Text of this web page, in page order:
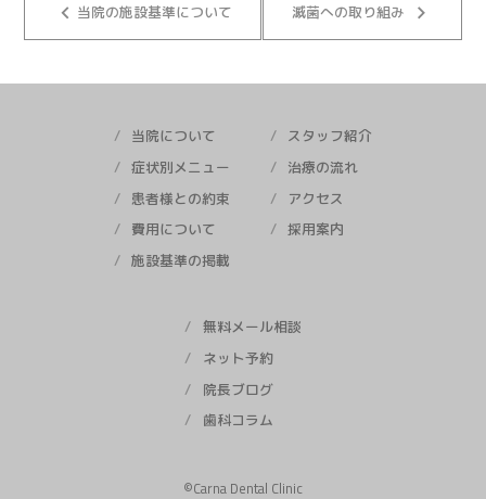
keyboard_arrow_left 当院の施設基準について 滅菌への取り組み keyboard_arrow_right
当院について
症状別メニュー
患者様との約束
費用について
施設基準の掲載
スタッフ紹介
治療の流れ
アクセス
採用案内
無料メール相談
ネット予約
院長ブログ
歯科コラム
©︎Carna Dental Clinic